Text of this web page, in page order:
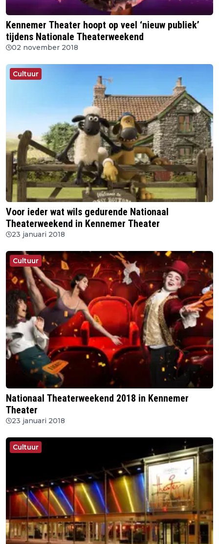
Kennemer Theater hoopt op veel ‘nieuw publiek’
tijdens Nationale Theaterweekend
02 november 2018
Cultuur
Voor ieder wat wils gedurende Nationaal
Theaterweekend in Kennemer Theater
23 januari 2018
Cultuur
Nationaal Theaterweekend 2018 in Kennemer
Theater
23 januari 2018
Cultuur